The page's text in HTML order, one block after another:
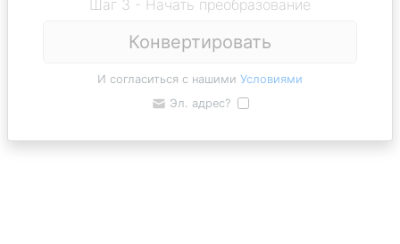
Шаг 3 - Начать преобразование
Конвертировать
И согласиться с нашими Условиями
Эл. адрес?